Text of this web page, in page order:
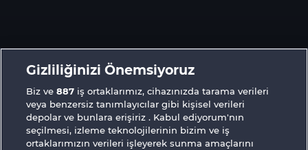
ÜCRETSIZ OYNA
Gizliliğinizi Önemsiyoruz
Biz ve887 iş ortaklarımız, cihazınızda tarama verileri
veya benzersiz tanımlayıcılar gibi kişisel verileri
depolar ve bunlara erişiriz . Kabul ediyorum'nın
seçilmesi, izleme teknolojilerinin bizim ve iş
ortaklarımızın verileri işleyerek sunma amaçlarını